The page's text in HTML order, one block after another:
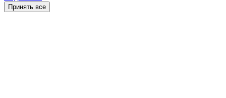
Принять все